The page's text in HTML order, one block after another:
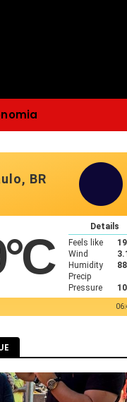
BR
°C
Details
Feels like
19
Wind
Humidity
Precip
Pressure